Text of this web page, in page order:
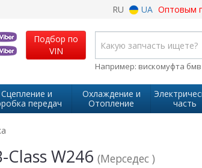
RU UA Оптовым
Подбор по
VIN
Например: вискомуфта бмв
Сцепление и
передач
Охлаждение и
Отопление
часть
W246 (Мерседес )